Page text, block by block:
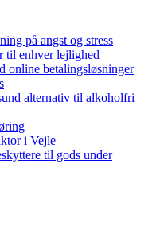
på angst og stress
til enhver lejlighed
online betalingsløsninger
alternativ til alkoholfri
i Vejle
til gods under